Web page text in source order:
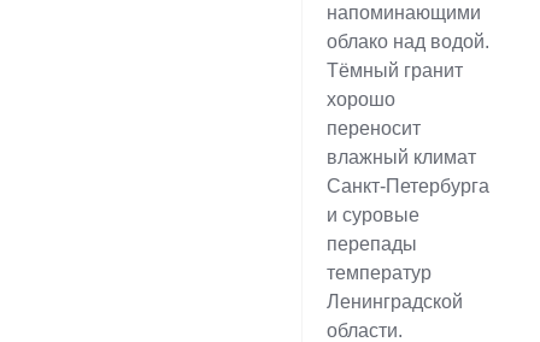
напоминающими
облако над водой.
Тёмный гранит
хорошо
переносит
влажный климат
Санкт-Петербурга
и суровые
перепады
температур
Ленинградской
области.